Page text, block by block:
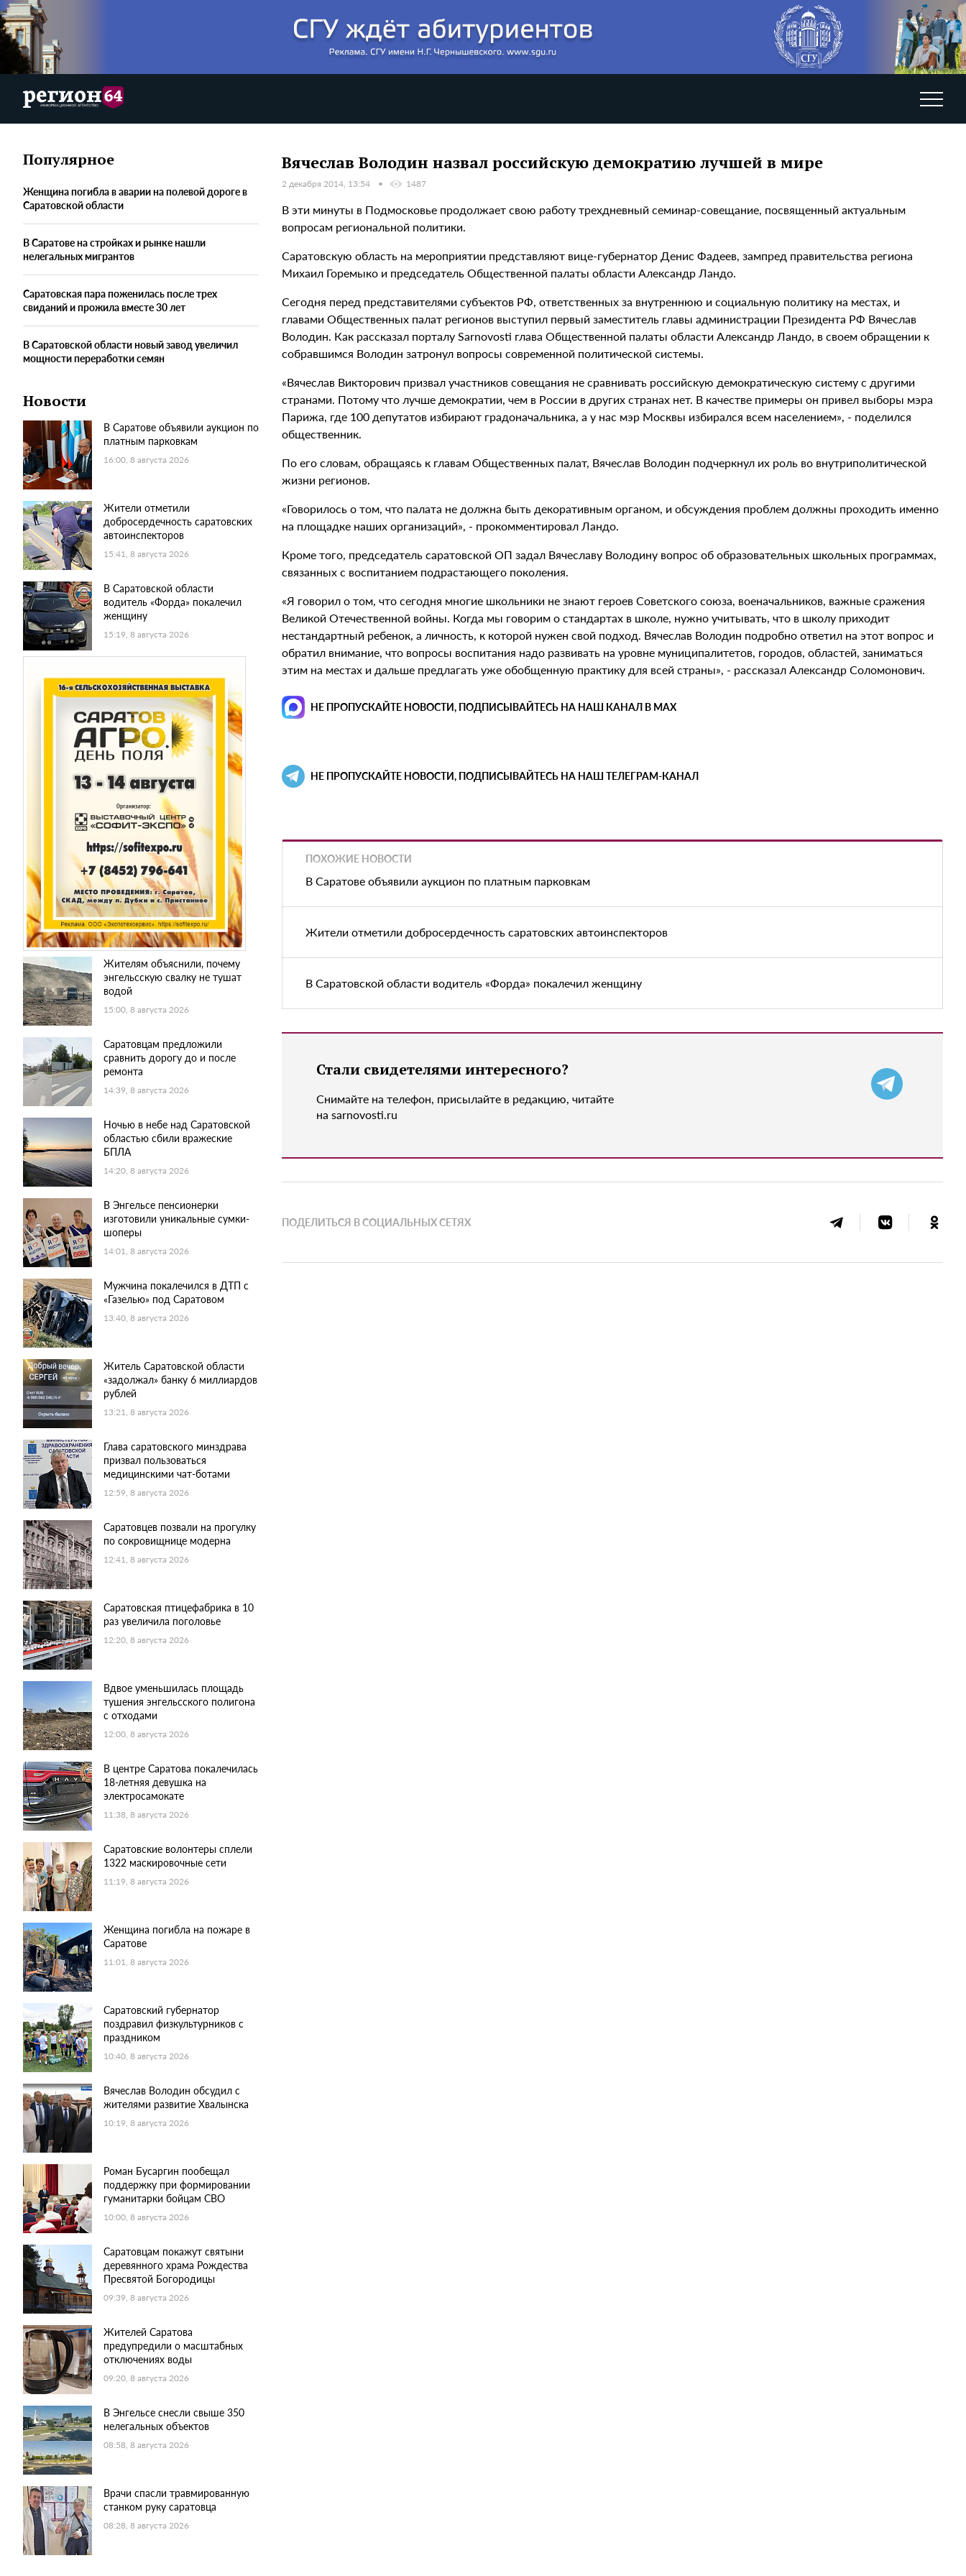
Популярное
Женщина погибла в аварии на полевой дороге в
Саратовской области
В Саратове на стройках и рынке нашли
нелегальных мигрантов
Саратовская пара поженилась после трех
свиданий и прожила вместе 30 лет
В Саратовской области новый завод увеличил
мощности переработки семян
Новости
В Саратове объявили аукцион по
платным парковкам
16:00, 8 августа 2026
Жители отметили
добросердечность саратовских
автоинспекторов
15:41, 8 августа 2026
В Саратовской области
водитель «Форда» покалечил
женщину
15:19, 8 августа 2026
Жителям объяснили, почему
энгельсскую свалку не тушат
водой
15:00, 8 августа 2026
Саратовцам предложили
сравнить дорогу до и после
ремонта
14:39, 8 августа 2026
Ночью в небе над Саратовской
областью сбили вражеские
БПЛА
14:20, 8 августа 2026
В Энгельсе пенсионерки
изготовили уникальные сумки-
шоперы
14:01, 8 августа 2026
Мужчина покалечился в ДТП с
«Газелью» под Саратовом
13:40, 8 августа 2026
Житель Саратовской области
«задолжал» банку 6 миллиардов
рублей
13:21, 8 августа 2026
Глава саратовского минздрава
призвал пользоваться
медицинскими чат-ботами
12:59, 8 августа 2026
Саратовцев позвали на прогулку
по сокровищнице модерна
12:41, 8 августа 2026
Саратовская птицефабрика в 10
раз увеличила поголовье
12:20, 8 августа 2026
Вдвое уменьшилась площадь
тушения энгельсского полигона
с отходами
12:00, 8 августа 2026
В центре Саратова покалечилась
18-летняя девушка на
электросамокате
11:38, 8 августа 2026
Саратовские волонтеры сплели
1322 маскировочные сети
11:19, 8 августа 2026
Женщина погибла на пожаре в
Саратове
11:01, 8 августа 2026
Саратовский губернатор
поздравил физкультурников с
праздником
10:40, 8 августа 2026
Вячеслав Володин обсудил с
жителями развитие Хвалынска
10:19, 8 августа 2026
Роман Бусаргин пообещал
поддержку при формировании
гуманитарки бойцам СВО
10:00, 8 августа 2026
Саратовцам покажут святыни
деревянного храма Рождества
Пресвятой Богородицы
09:39, 8 августа 2026
Жителей Саратова
предупредили о масштабных
отключениях воды
09:20, 8 августа 2026
В Энгельсе снесли свыше 350
нелегальных объектов
08:58, 8 августа 2026
Врачи спасли травмированную
станком руку саратовца
08:28, 8 августа 2026
Вячеслав Володин назвал российскую демократию лучшей в мире
2 декабря 2014, 13:54 1487
В эти минуты в Подмосковье продолжает свою работу трехдневный семинар-совещание, посвященный актуальным
вопросам региональной политики.
Саратовскую область на мероприятии представляют вице-губернатор Денис Фадеев, зампред правительства региона
Михаил Горемыко и председатель Общественной палаты области Александр Ландо.
Сегодня перед представителями субъектов РФ, ответственных за внутреннюю и социальную политику на местах, и
главами Общественных палат регионов выступил первый заместитель главы администрации Президента РФ Вячеслав
Володин. Как рассказал порталу Sarnovosti глава Общественной палаты области Александр Ландо, в своем обращении к
собравшимся Володин затронул вопросы современной политической системы.
«Вячеслав Викторович призвал участников совещания не сравнивать российскую демократическую систему с другими
странами. Потому что лучше демократии, чем в России в других странах нет. В качестве примеры он привел выборы мэра
Парижа, где 100 депутатов избирают градоначальника, а у нас мэр Москвы избирался всем населением», - поделился
общественник.
По его словам, обращаясь к главам Общественных палат, Вячеслав Володин подчеркнул их роль во внутриполитической
жизни регионов.
«Говорилось о том, что палата не должна быть декоративным органом, и обсуждения проблем должны проходить именно
на площадке наших организаций», - прокомментировал Ландо.
Кроме того, председатель саратовской ОП задал Вячеславу Володину вопрос об образовательных школьных программах,
связанных с воспитанием подрастающего поколения.
«Я говорил о том, что сегодня многие школьники не знают героев Советского союза, военачальников, важные сражения
Великой Отечественной войны. Когда мы говорим о стандартах в школе, нужно учитывать, что в школу приходит
нестандартный ребенок, а личность, к которой нужен свой подход. Вячеслав Володин подробно ответил на этот вопрос и
обратил внимание, что вопросы воспитания надо развивать на уровне муниципалитетов, городов, областей, заниматься
этим на местах и дальше предлагать уже обобщенную практику для всей страны», - рассказал Александр Соломонович.
НЕ ПРОПУСКАЙТЕ НОВОСТИ, ПОДПИСЫВАЙТЕСЬ НА НАШ КАНАЛ В MAX
НЕ ПРОПУСКАЙТЕ НОВОСТИ, ПОДПИСЫВАЙТЕСЬ НА НАШ ТЕЛЕГРАМ-КАНАЛ
ПОХОЖИЕ НОВОСТИ
В Саратове объявили аукцион по платным парковкам
Жители отметили добросердечность саратовских автоинспекторов
В Саратовской области водитель «Форда» покалечил женщину
Стали свидетелями интересного?
Снимайте на телефон, присылайте в редакцию, читайте
на sarnovosti.ru
ПОДЕЛИТЬСЯ В СОЦИАЛЬНЫХ СЕТЯХ